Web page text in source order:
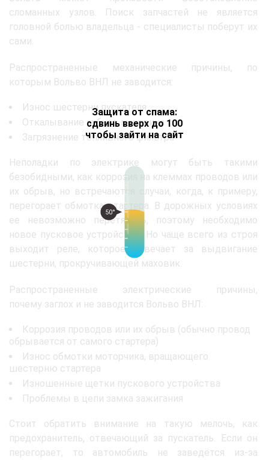
Защита от спама:
сдвинь вверх до 100
чтобы зайти на сайт
50°
сломанных узлов. Поиск запчастей не является
головной болью владельца - специалисты поберут их
сами.
Распространенные механические причины, по
которым Вольво ВНЛ не заводится:
Износ шестерни пускателя
Откалывание зубьев маховика
Загрязнение топливного фильтра
Неполадки по электрике могут быть такими
безобидными, как коррозия на клеммах проводов или
их обрыв, но встречаются случаи, когда, к примеру,
перегорает обмотка стартера. В дорожных условиях
ее невозможно перетянуть, поэтому необходимо
новое пусковое устройство. Но чаще всего из строя
выходит реле, которое отвечает за выдвигание
шестерни, прокручивающей маховик.
Распространенные электрические причины,
почему заглох и не заводится Вольво ВНЛ:
Коррозия проводов или их обрыв (обычно провод
обрывается от самого стартера)
Износ обмотки моторчика, вращающего
шестерню стартера
Изношенные щетки пускового устройства
Проблемы в цепи замка зажигания
Стоит обратить внимание на такую мелочь, как
предохранитель, отвечающий за пускатель. Если он
перегорает, то автомобиль не заведётся из-за